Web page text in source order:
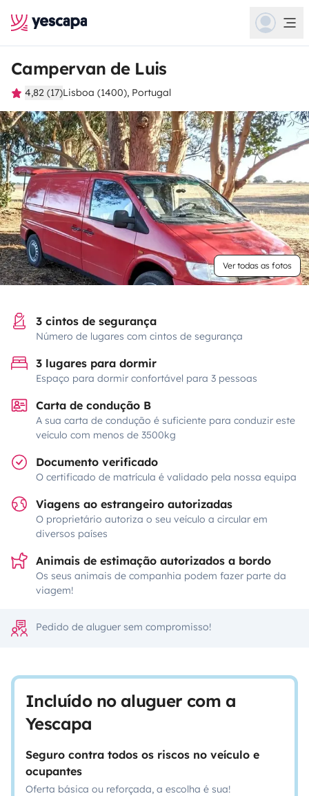
Campervan de Luis
4,82 (17)Lisboa (1400), Portugal
Ver todas as fotos
3 cintos de segurança
Número de lugares com cintos de segurança
3 lugares para dormir
Espaço para dormir confortável para 3 pessoas
Carta de condução B
A sua carta de condução é suficiente para conduzir este
veículo com menos de 3500kg
Documento verificado
O certificado de matrícula é validado pela nossa equipa
Viagens ao estrangeiro autorizadas
O proprietário autoriza o seu veículo a circular em
diversos países
Animais de estimação autorizados a bordo
Os seus animais de companhia podem fazer parte da
viagem!
Pedido de aluguer sem compromisso!
Incluído no aluguer com a
Yescapa
Seguro contra todos os riscos no veículo e
ocupantes
Oferta básica ou reforçada, a escolha é sua!